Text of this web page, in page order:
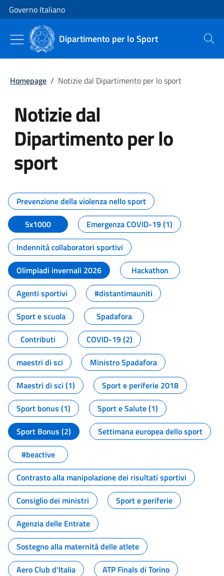
Vai al contenuto
Vai alla navigazione del sito
Governo Italiano
Dipartimento per lo Sport Cerca
Homepage / Notizie dal Dipartimento per lo sport
Notizie dal
Dipartimento per lo
sport
Tutti i contenuti della pagina
Prevenzione della violenza nello sport
5x1000
Emergenza COVID-19 (1)
Indennità collaboratori sportivi
Olimpiadi invernali 2026
Hackathon
Agenti sportivi
#distantimauniti
Sport e scuola
Spadafora
Contributi
COVID-19 (2)
maestri di sci
Ministro Spadafora
Maestri di sci (1)
Sport e periferie 2018
Sport bonus (1)
Sport e Salute (1)
Sport Bonus (2)
Settimana europea dello sport
#beactive
Contrasto alla manipolazione dei risultati sportivi
Consiglio dei ministri
Sport e periferie
Agenzia delle Entrate
Sostegno alla maternità delle atlete
Aero Club d'Italia
ATP Finals di Torino